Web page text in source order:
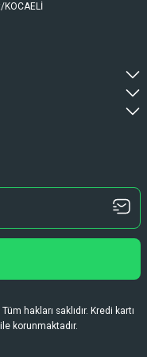
Diğer yorumları göster
hakları saklıdır. Kredi kartı
korunmaktadır.